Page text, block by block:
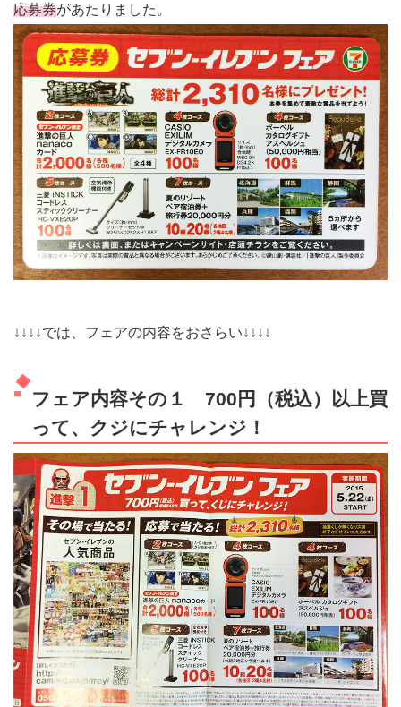
応募券があたりました。
↓↓↓↓では、フェアの内容をおさらい↓↓↓↓
フェア内容その１ 700円（税込）以上買
って、クジにチャレンジ！